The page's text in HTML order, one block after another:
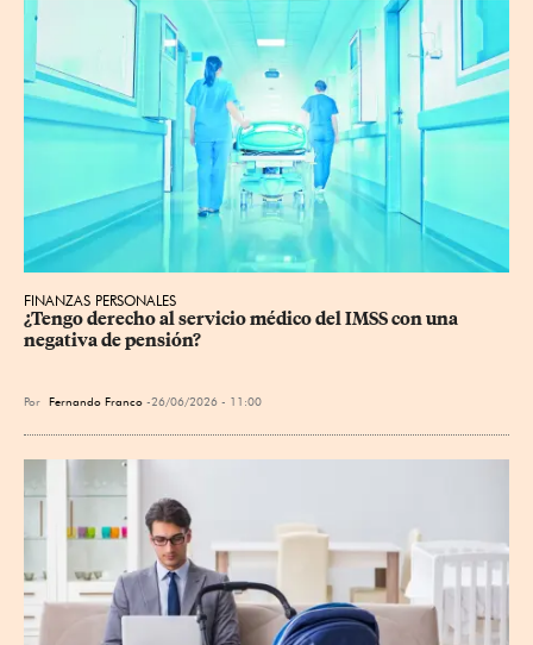
FINANZAS PERSONALES
¿Tengo derecho al servicio médico del IMSS con una
negativa de pensión?
Por Fernando Franco 26/06/2026 - 11:00